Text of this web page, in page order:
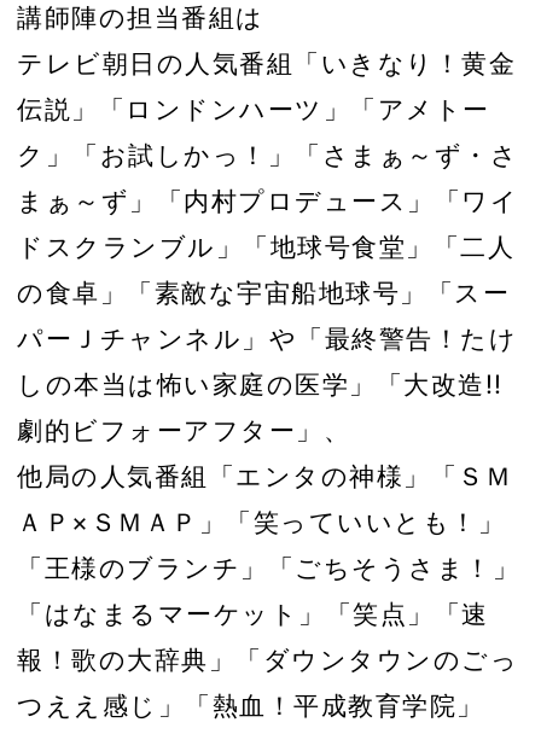
講師陣の担当番組は
テレビ朝日の人気番組「いきなり！黄金
伝説」「ロンドンハーツ」「アメトー
ク」「お試しかっ！」「さまぁ～ず・さ
まぁ～ず」「内村プロデュース」「ワイ
ドスクランブル」「地球号食堂」「二人
の食卓」「素敵な宇宙船地球号」「スー
パーＪチャンネル」や「最終警告！たけ
しの本当は怖い家庭の医学」「大改造!!
劇的ビフォーアフター」、
他局の人気番組「エンタの神様」「ＳＭ
ＡＰ×ＳＭＡＰ」「笑っていいとも！」
「王様のブランチ」「ごちそうさま！」
「はなまるマーケット」「笑点」「速
報！歌の大辞典」「ダウンタウンのごっ
つええ感じ」「熱血！平成教育学院」